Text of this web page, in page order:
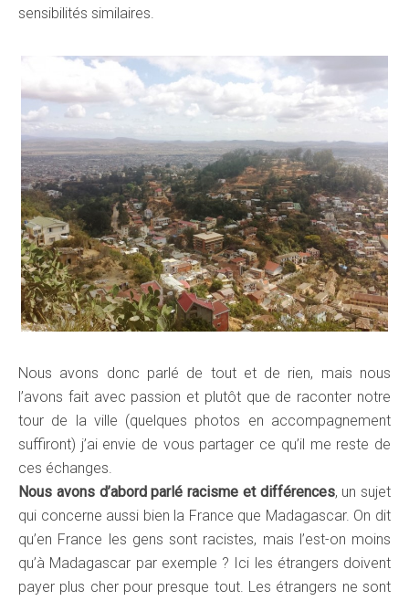
sensibilités similaires.
Nous avons donc parlé de tout et de rien, mais nous
l’avons fait avec passion et plutôt que de raconter notre
tour de la ville (quelques photos en accompagnement
suffiront) j’ai envie de vous partager ce qu’il me reste de
ces échanges.
Nous avons d’abord parlé racisme et différences, un sujet
qui concerne aussi bien la France que Madagascar. On dit
qu’en France les gens sont racistes, mais l’est-on moins
qu’à Madagascar par exemple ? Ici les étrangers doivent
payer plus cher pour presque tout. Les étrangers ne sont